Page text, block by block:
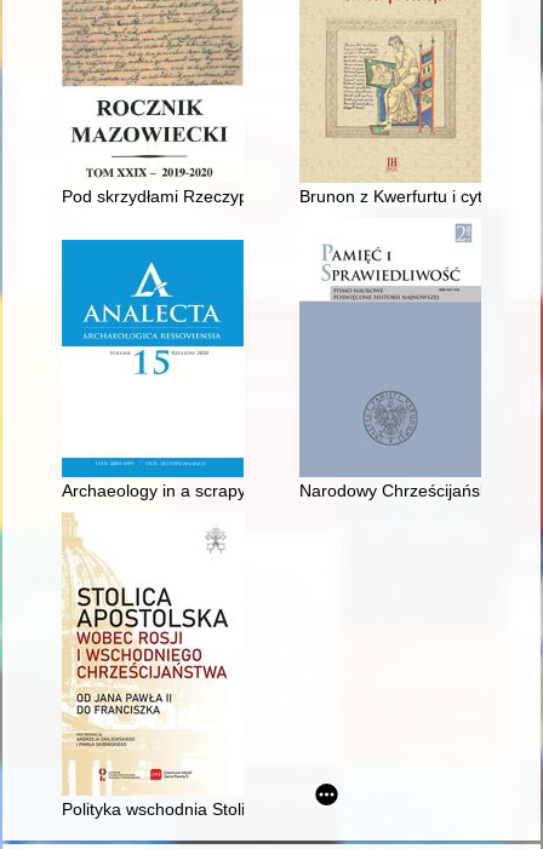
Pod skrzydłami Rzeczypospolitej. Emigracja gruzińska w
Brunon z Kwerfurtu i cytaty
Archaeology in a scrapyard, or how a monument ceases to
Narodowy Chrześcijański Klub
Polityka wschodnia Stolicy Apostolskiej między Rzymem,